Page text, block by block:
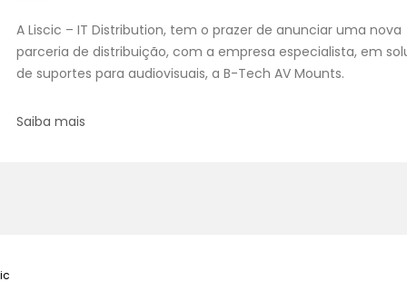
A Liscic – IT Distribution, tem o prazer de anunciar uma nova
parceria de distribuição, com a empresa especialista, em
de suportes para audiovisuais, a B-Tech AV Mounts.
Saiba mais